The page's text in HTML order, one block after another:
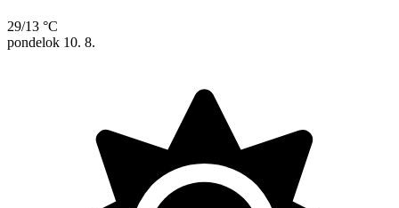
29/13 °C
pondelok 10. 8.